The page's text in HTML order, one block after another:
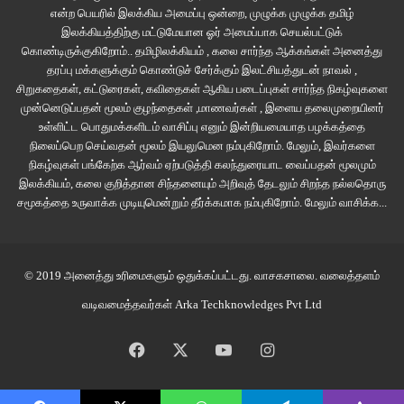
கண்களுடன் மலங்க மலங்க அவரையே பார்த்துக்கொண்டிருந்தான். ஐயரோ
பெரும் பீதி அடைந்தார். மாப்பிள்ளையாய் உட்கார்ந்து இருந்த நாதன் சிரித்தபடியே
ஐயரைப் பார்த்துச் சொன்னான்,
“பயப்படாதீங்க.. ஒன்னும் பண்ணாதுங்க.. ரொம்ப நல்ல பிராணி..”
மணியன் மிகவும் சிரமப்பட்டு ஒரு வார்த்தை ஒன்றை உதிர்த்தான்.
“ஹையர்..”
“நீ எதுவும் தாய்லி எடுத்துக் கொடுக்காண்டா.. எல்லா நான் பாத்துக்குருதென்..
எழுந்து தாட் பூட்டென்று கத்தினார். அத்தனை பேரும் பதறிவிட்டார்கள். சுப
என்ற பெயரில் இலக்கிய அமைப்பு ஒன்றை, முழுக்க முழுக்க தமிழ்
இலக்கியத்திற்கு மட்டுமேயான ஓர் அமைப்பாக செயல்பட்டுக்
கொண்டிருக்குகிறோம்.. தமிழிலக்கியம் , கலை சார்ந்த ஆக்கங்கள் அனைத்து
தரப்பு மக்களுக்கும் கொண்டுச் சேர்க்கும் இலட்சியத்துடன் நாவல் ,
சிறுகதைகள், கட்டுரைகள், கவிதைகள் ஆகிய படைப்புகள் சார்ந்த நிகழ்வுகளை
முன்னெடுப்பதன் மூலம் குழந்தைகள் ,மாணவர்கள் , இளைய தலைமுறையினர்
உள்ளிட்ட பொதுமக்களிடம் வாசிப்பு எனும் இன்றியமையாத பழக்கத்தை
நிலைப்பெற செய்வதன் மூலம் இயலுமென நம்புகிறோம். மேலும், இவர்களை
நிகழ்வுகள் பங்கேற்க ஆர்வம் ஏற்படுத்தி கலந்துரையாட வைப்பதன் மூலமும்
இலக்கியம், கலை குறித்தான சிந்தனையும் அறிவுத் தேடலும் சிறந்த நல்லதொரு
சமூகத்தை உருவாக்க முடியுமென்றும் தீர்க்கமாக நம்புகிறோம். மேலும் வாசிக்க...
© 2019 அனைத்து உரிமைகளும் ஒதுக்கப்பட்டது. வாசகசாலை . வலைத்தளம்
வடிவமைத்தவர்கள் Arka Techknowledges Pvt Ltd
Facebook YouTubeInstagram